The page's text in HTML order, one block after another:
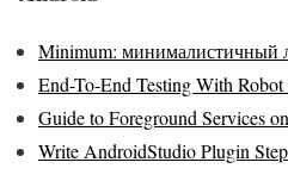
Minimum: минималистичный
End-To-End Testing With
Guide to Foreground Services
Write AndroidStudio Plugin